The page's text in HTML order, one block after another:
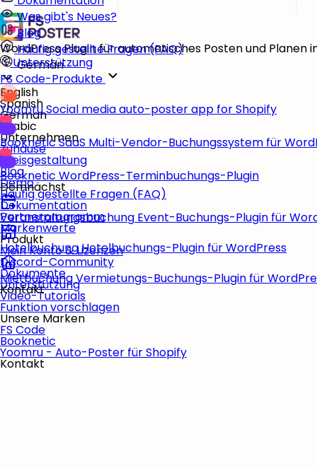
Was gibt's Neues?
Blog
Häufig gestellte Fragen (FAQ)
Unterstützung
FS Code-Produkte
YoomruSocial media auto-poster app for Shopify
Booknetic SaaS Multi-Vendor-Buchungssystem für
Booknetic WordPress-Terminbuchungs-Plugin
Demnächst
Veranstaltungsbuchung Event-Buchungs-Plugin für
HotelbuchungHotelbuchungs-Plugin für WordPress
MietbuchungVermietungs-Buchungs-Plugin für
Kontakt
WordPress Plugin für automatisches Posten und Planen
German
English
Spanish
German
Arabic
Unternehmen
Zuhause
Preisgestaltung
Blog
Demo
Häufig gestellte Fragen (FAQ)
Dokumentation
Partnerprogramm
Markenwerte
Produkt
Mein Konto & Lizenzen
Discord-Community
Dokumente
Unterstützung
Video-Tutorials
Funktion vorschlagen
Unsere Marken
FS Code
Booknetic
Yoomru - Auto-Poster für Shopify
Kontakt